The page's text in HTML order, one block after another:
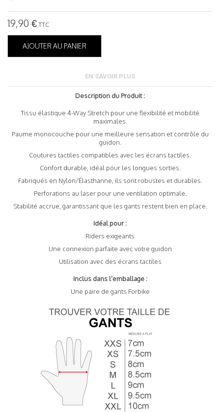
19,90 €TTC
AJOUTER AU PANIER
EN SAVOIR PLUS
Description du Produit :
Tissu élastique 4-Way Stretch pour une flexibilité et mobilité
maximales.
Paume monocouche pour une meilleure sensation et contrôle du
guidon.
Coutures tactiles compatibles avec les écrans tactiles.
Confort durable, idéal pour les longues sorties.
Fabriqués en Nylon/Élasthanne, ils sont robustes et durables.
Perforations au laser pour une ventilation optimale.
Stabilité accrue, garantissant que les gants restent bien en place.
Idéal pour :
Riders exigeants
Une connexion parfaite avec votre guidon
Utilisation avec des écrans tactiles
Inclus dans l'emballage :
Une paire de gants Forbike